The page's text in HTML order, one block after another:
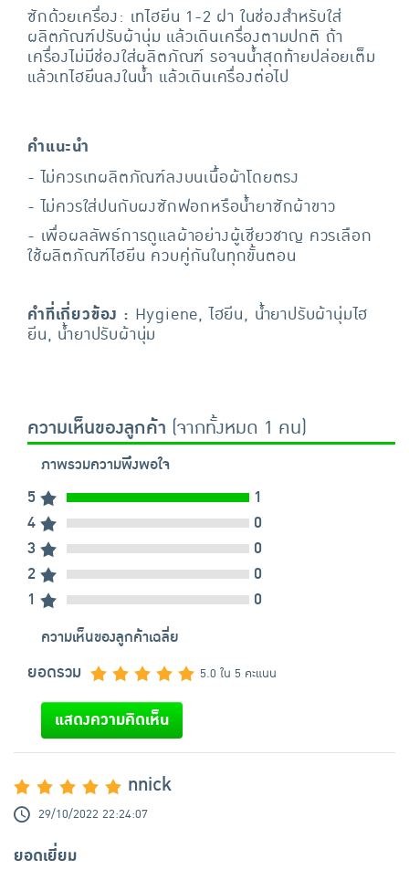
ซักด้วยเครื่อง: เทไฮยีน 1-2 ฝา ในช่องสำหรับใส่
ผลิตภัณฑ์ปรับผ้านุ่ม แล้วเดินเครื่องตามปกติ ถ้า
เครื่องไม่มีช่องใส่ผลิตภัณฑ์ รอจนน้ำสุดท้ายปล่อยเต็ม
แล้วเทไฮยีนลงในน้ำ แล้วเดินเครื่องต่อไป
คำแนะนำ
- ไม่ควรเทผลิตภัณฑ์ลงบนเนื้อผ้าโดยตรง
- ไม่ควรใส่ปนกับผงซักฟอกหรือน้ำยาซักผ้าขาว
- เพื่อผลลัพธ์การดูแลผ้าอย่างผู้เชียวชาญ ควรเลือก
ใช้ผลิตภัณฑ์ไฮยีน ควบคู่กันในทุกขั้นตอน
คำที่เกี่ยวข้อง : Hygiene, ไฮยีน, น้ำยาปรับผ้านุ่มไฮ
ยีน, น้ำยาปรับผ้านุ่ม
ความเห็นของลูกค้า (จากทั้งหมด 1 คน)
ภาพรวมความพึงพอใจ
5
1
4
0
3
0
2
0
1
0
ความเห็นของลูกค้าเฉลี่ย
ยอดรวม 5.0 ใน 5 คะแนน
แสดงความคิดเห็น
nnick
29/10/2022 22:24:07
ยอดเยี่ยม